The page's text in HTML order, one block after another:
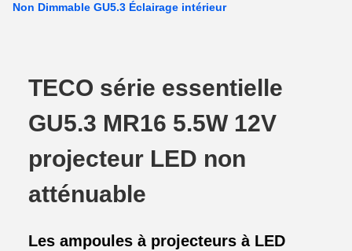
Non Dimmable GU5.3 Éclairage intérieur
TECO série essentielle
GU5.3 MR16 5.5W 12V
projecteur LED non
atténuable
Les ampoules à projecteurs à LED